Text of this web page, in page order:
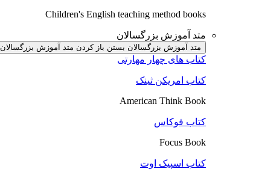
Children's English teaching method books
متد آموزش بزرگسالان
متد آموزش بزرگسالان بستن باز کردن متد آموزش بزرگسالان
کتاب های چهار مهارتی
کتاب امریکن ثینک
American Think Book
کتاب فوکاس
Focus Book
کتاب اسپیک اوت